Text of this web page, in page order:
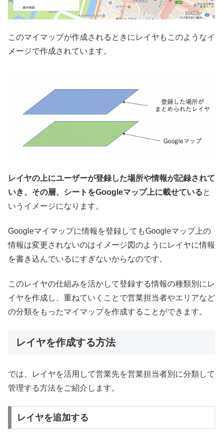
このマイマップが作成されるときにレイヤもこのようなイ
メージで作成されています。
レイヤの上にユーザーが登録した場所や情報が記録されて
いき、その層、シートをGoogleマップ上に載せていると
いうイメージになります。
Googleマイマップに情報を登録してもGoogleマップ上の
情報は変更されないのはイメージ図のようにレイヤに情報
を書き込んでいるにすぎないからなのです。
このレイヤの仕組みを活かして登録する情報の種類別にレ
イヤを作成し、重ねていくことで営業担当者やエリアなど
の分類をもったマイマップを作成することができます。
レイヤを作成する方法
では、レイヤを活用して営業先を営業担当者別に分類して
管理する方法をご紹介します。
レイヤを追加する